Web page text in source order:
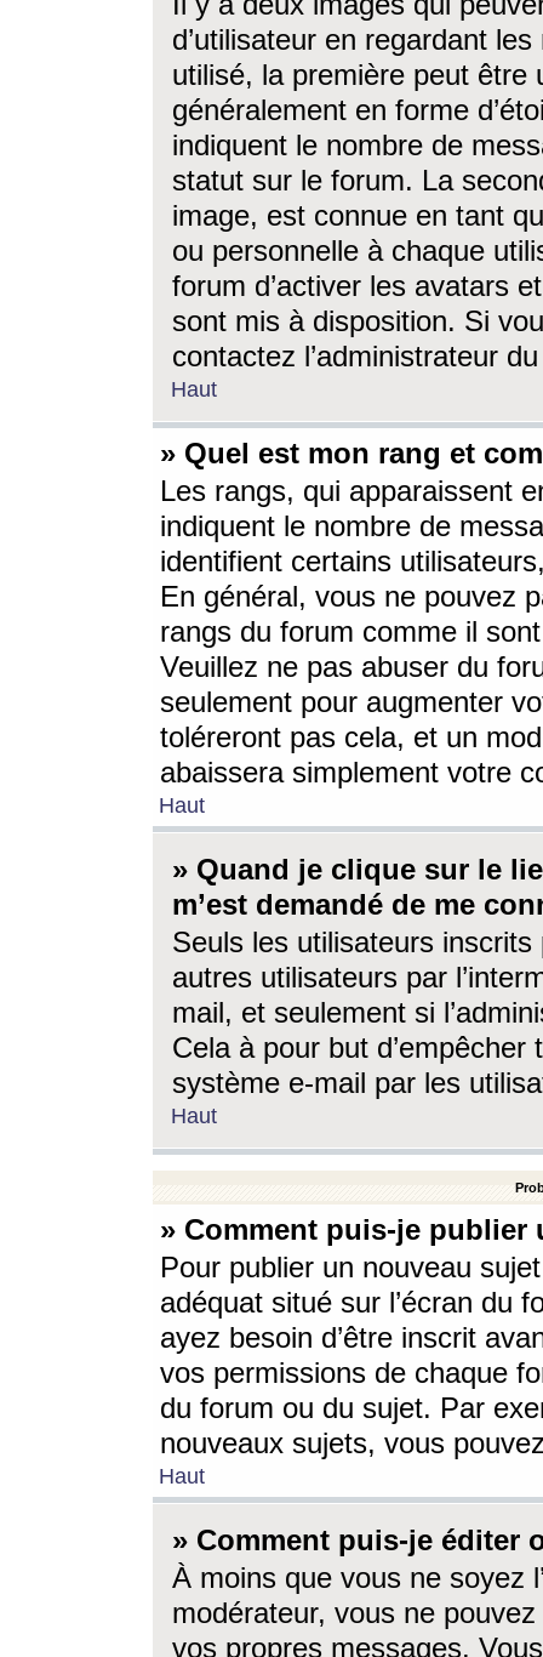
d’utilisateur en regardant
utilisé, la première peut être
généralement en forme
indiquent le nombre de
statut sur le forum. La
image, est connue en tant
ou personnelle à chaque
forum d’activer les avatars
sont mis à disposition. Si
contactez l’administrateur
Haut
» Quel est mon rang et
Les rangs, qui apparaissent
indiquent le nombre de
identifient certains
En général, vous ne pouvez
rangs du forum comme il
Veuillez ne pas abuser du
seulement pour augmenter
toléreront pas cela, et un
abaissera simplement votre
Haut
» Quand je clique sur le
m’est demandé de me
Seuls les utilisateurs
autres utilisateurs par
mail, et seulement si
Cela à pour but
système e-mail par les
Haut
» Comment puis-je
Pour publier un nouveau
adéquat situé sur l’écran du
ayez besoin d’être inscrit
vos permissions de chaque
du forum ou du sujet. Par
nouveaux sujets, vous
Haut
» Comment puis-je éditer
À moins que vous ne soyez
modérateur, vous ne
vos propres messages.